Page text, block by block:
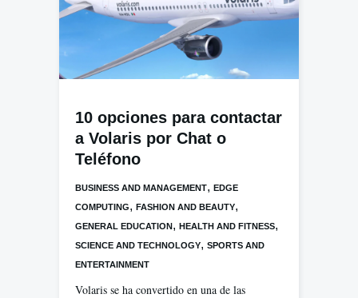
10 opciones para contactar
a Volaris por Chat o
Teléfono
BUSINESS AND MANAGEMENT, EDGE
COMPUTING, FASHION AND BEAUTY,
GENERAL EDUCATION, HEALTH AND FITNESS,
SCIENCE AND TECHNOLOGY, SPORTS AND
ENTERTAINMENT
Volaris se ha convertido en una de las